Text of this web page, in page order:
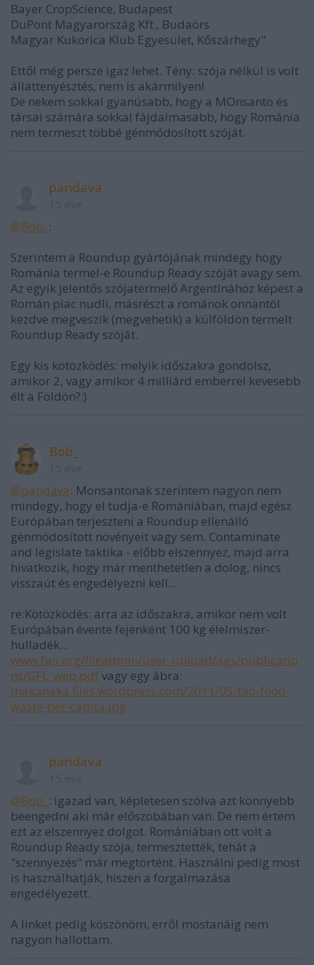
Bayer CropScience, Budapest
DuPont Magyarország Kft., Budaörs
Magyar Kukorica Klub Egyesület, Kőszárhegy"
Ettől még persze igaz lehet. Tény: szója nélkül is volt
állattenyésztés, nem is akármilyen!
De nekem sokkal gyanúsabb, hogy a MOnsanto és
társai számára sokkal fájdalmasabb, hogy Románia
nem termeszt többé génmódosított szóját.
pandava
@Bob_ :
Szerintem a Roundup gyártójának mindegy hogy
Románia termel-e Roundup Ready szóját avagy sem.
Az egyik jelentős szójatermelő Argentínához képest a
Román piac nudli, másrészt a románok onnantól
kezdve megveszik (megvehetik) a külföldön termelt
Roundup Ready szóját.
Egy kis kötözködés: melyik időszakra gondolsz,
amikor 2, vagy amikor 4 milliárd emberrel kevesebb
élt a Földön?:)
Bob_
@pandava: Monsantonak szerintem nagyon nem
mindegy, hogy el tudja-e Romániában, majd egész
Európában terjeszteni a Roundup ellenálló
génmódosított növényeit vagy sem. Contaminate
and legislate taktika - előbb elszennyez, majd arra
hivatkozik, hogy már menthetetlen a dolog, nincs
visszaút és engedélyezni kell...
re:Kötözködés: arra az időszakra, amikor nem volt
Európában évente fejenként 100 kg élelmiszer-
hulladék...
www.fao.org/fileadmin/user_upload/ags/publicatio
ns/GFL_web.pdfvagy egy ábra:
makanaka.files.wordpress.com/2011/05/fao-food-
waste-per-capita.jpg
pandava
@Bob_ : igazad van, képletesen szólva azt könnyebb
beengedni aki már előszobában van. De nem értem
ezt az elszennyez dolgot. Romániában ott volt a
Roundup Ready szója, termesztették, tehát a
"szennyezés" már megtörtént. Használni pedig most
is használhatják, hiszen a forgalmazása
engedélyezett.
A linket pedig köszönöm, erről mostanáig nem
nagyon hallottam.